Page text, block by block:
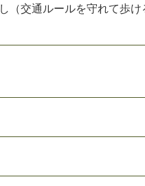
（交通ルールを守れて歩